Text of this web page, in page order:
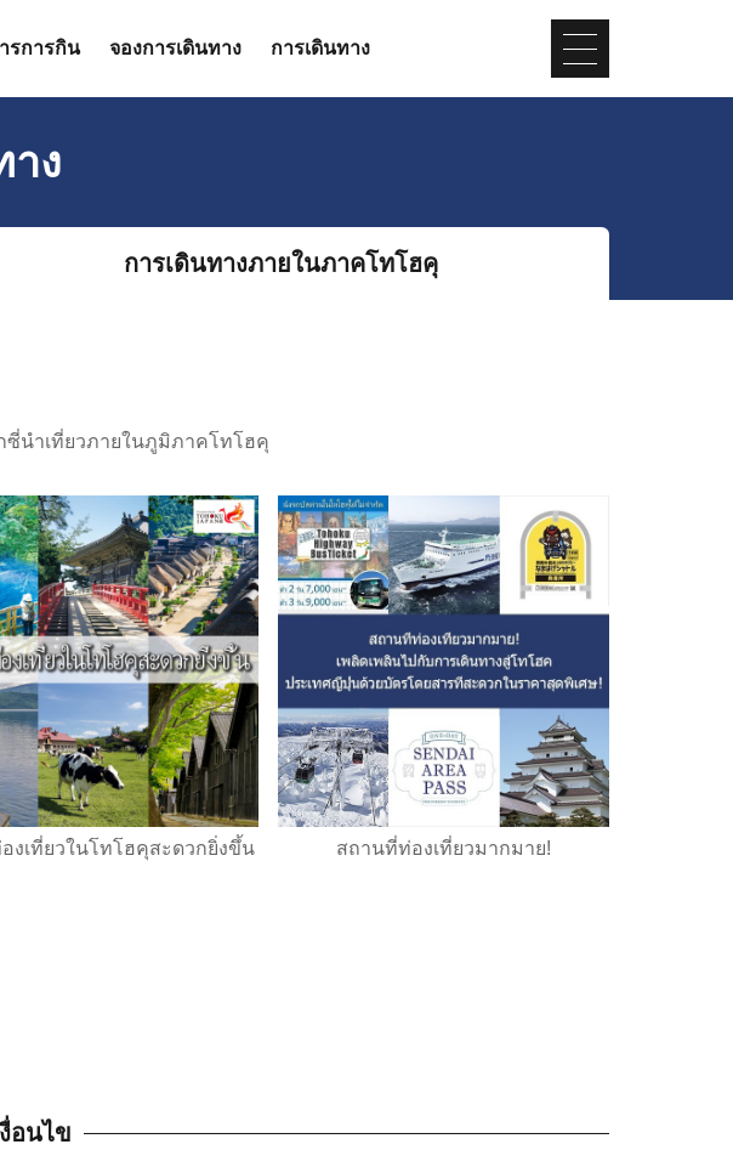
รการกิน จองการเดินทาง การเดินทาง
าง
การเดินทางภายในภาคโทโฮคุ
นำเที่ยวภายในภูมิภาคโทโฮคุ
งเที่ยวในโทโฮคุสะดวกยิ่งขึ้น สถานที่ท่องเที่ยวมากมาย!
อนไข